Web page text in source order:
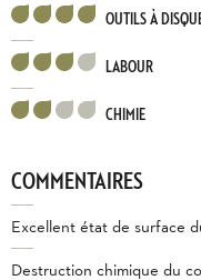
OUTILS À
LABOUR
CHIMIE
COMMENTAIRES
Excellent état de surface
Destruction chimique du